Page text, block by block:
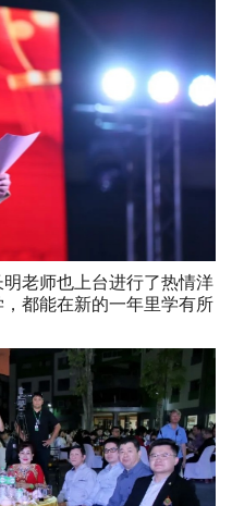
老师也上台进行了热情洋
都能在新的一年里学有所